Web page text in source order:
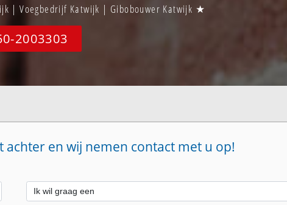
| Voegbedrijf Katwijk | Gibobouwer Katwijk ★
2003303
achter en wij nemen contact met u op!